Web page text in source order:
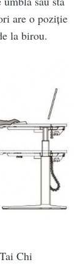
are o poziție
la birou.
Chi